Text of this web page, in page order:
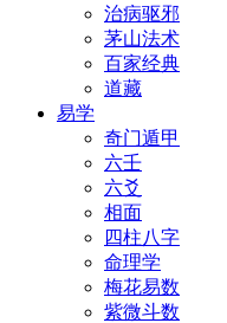
治病驱邪
茅山法术
百家经典
道藏
易学
奇门遁甲
六壬
六爻
相面
四柱八字
命理学
梅花易数
紫微斗数